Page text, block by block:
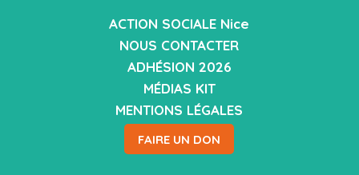
ACTION SOCIALE Nice
NOUS CONTACTER
ADHÉSION 2026
MÉDIAS KIT
MENTIONS LÉGALES
FAIRE UN DON